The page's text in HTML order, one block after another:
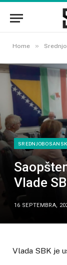
Home »
Vlade
16 SEPTEMBRA,
Vlada SBK je